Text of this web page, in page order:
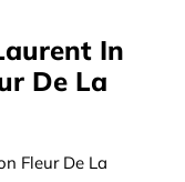
In
De La
Fleur De La